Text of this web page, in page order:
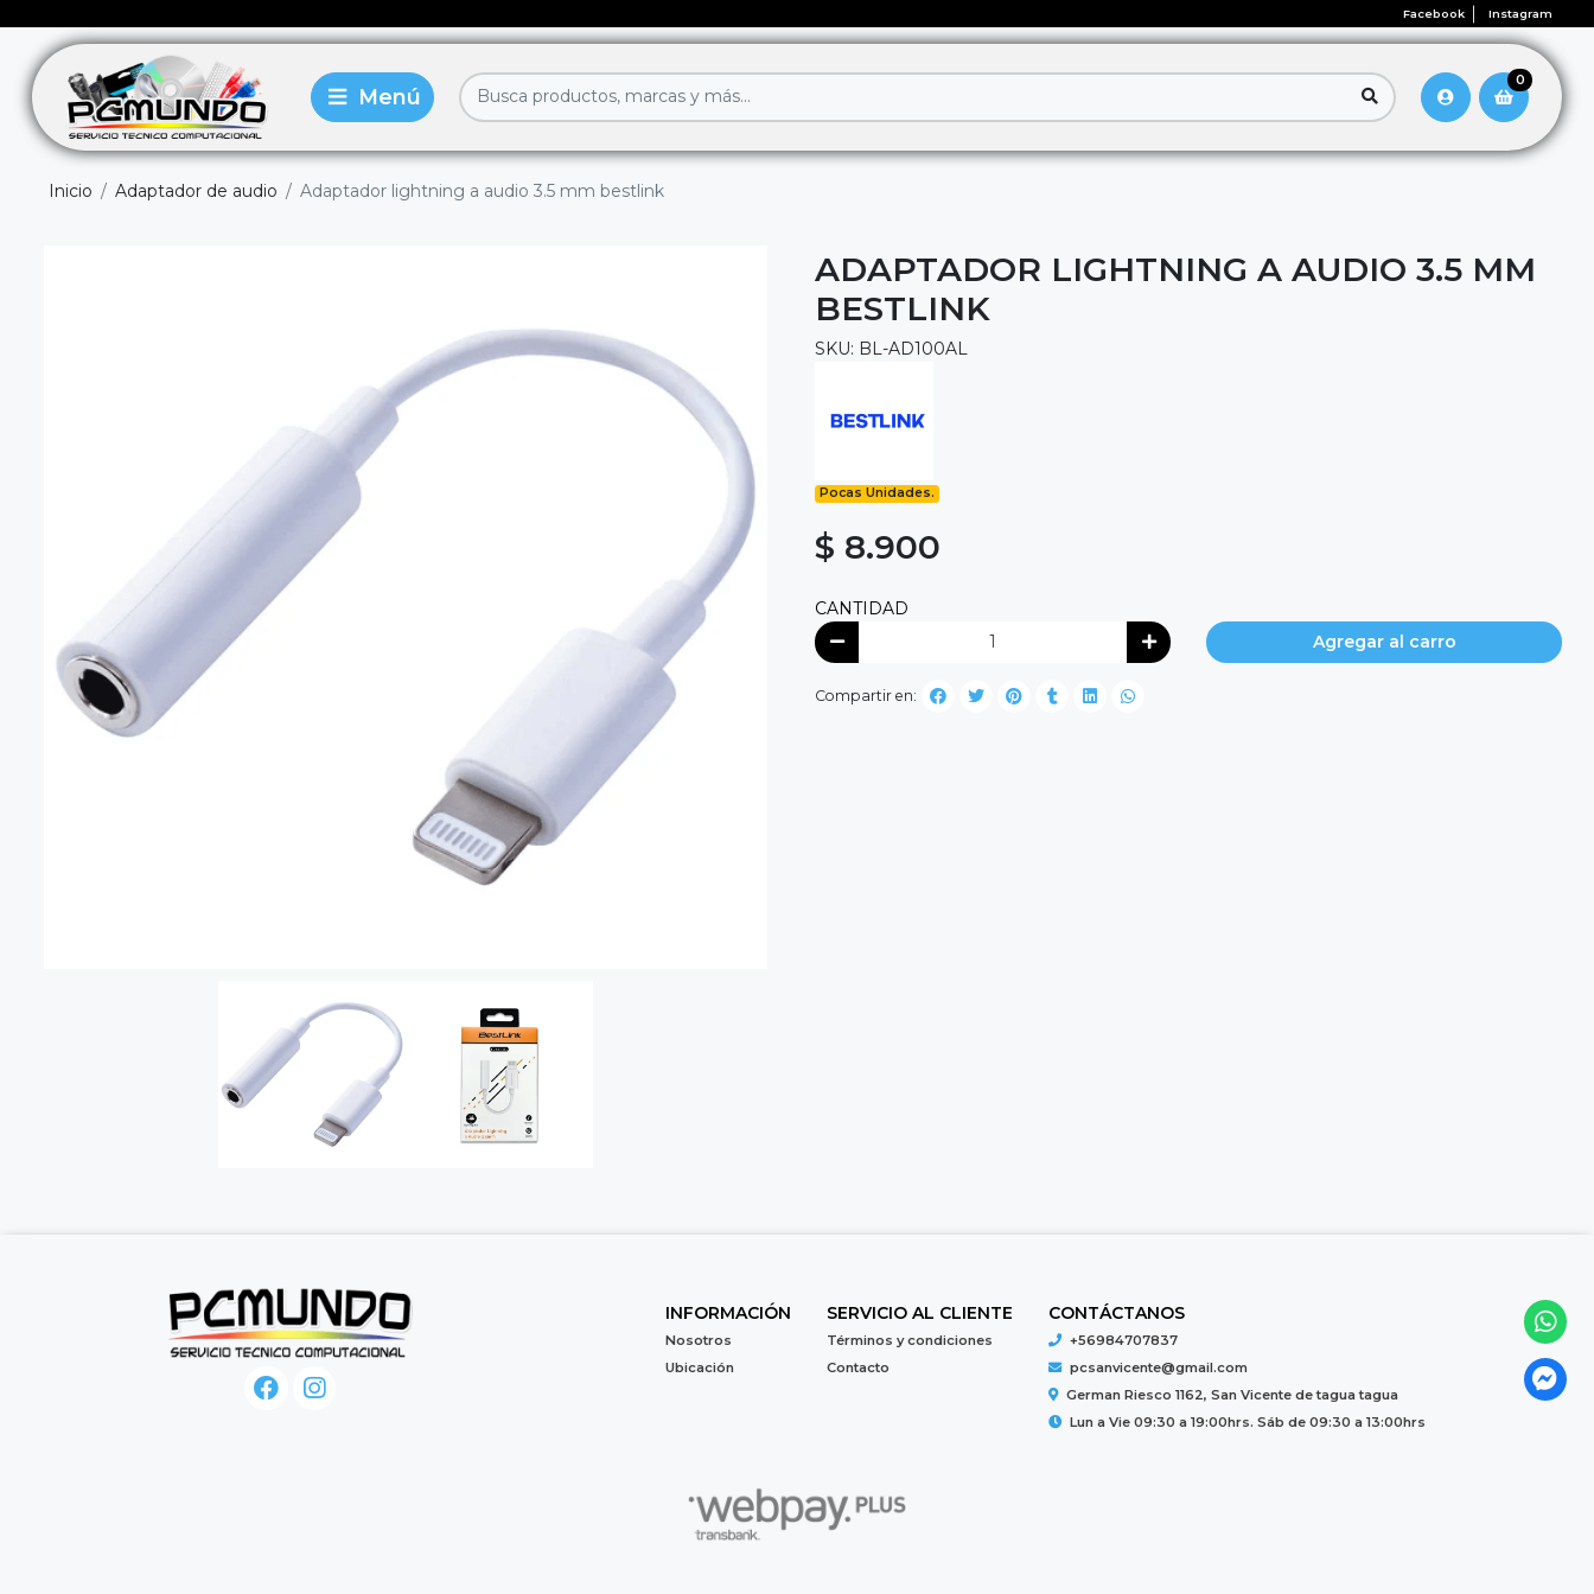
Facebook Instagram
0
Inicio Adaptador de audio Adaptador lightning a audio 3.5 mm bestlink
ADAPTADOR LIGHTNING A AUDIO 3.5 MM
BESTLINK
SKU: BL-AD100AL
Pocas Unidades.
$ 8.900
CANTIDAD
Agregar al carro
Compartir en:
INFORMACIÓN
Nosotros
Ubicación
SERVICIO AL CLIENTE
Términos y condiciones
Contacto
CONTÁCTANOS
+56984707837
pcsanvicente@gmail.com
German Riesco 1162, San Vicente de tagua tagua
Lun a Vie 09:30 a 19:00hrs. Sáb de 09:30 a 13:00hrs